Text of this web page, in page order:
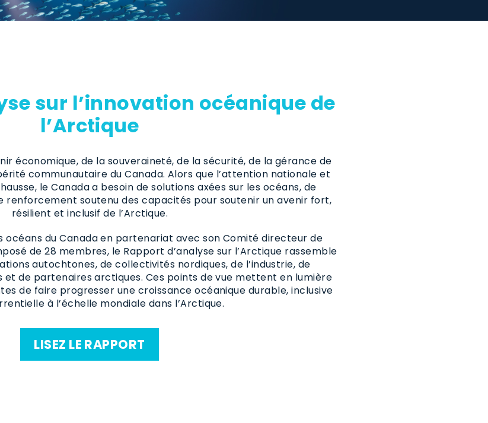
sur l’innovation océanique de
l’Arctique
économique, de la souveraineté, de la sécurité, de la gérance de
communautaire du Canada. Alors que l’attention nationale et
le Canada a besoin de solutions axées sur les océans, de
soutenu des capacités pour soutenir un avenir fort,
résilient et inclusif de l’Arctique.
océans du Canada en partenariat avec son Comité directeur de
de 28 membres, le Rapport d’analyse sur l’Arctique rassemble
autochtones, de collectivités nordiques, de l’industrie, de
de partenaires arctiques. Ces points de vue mettent en lumière
de faire progresser une croissance océanique durable, inclusive
à l’échelle mondiale dans l’Arctique.
LISEZ LE RAPPORT